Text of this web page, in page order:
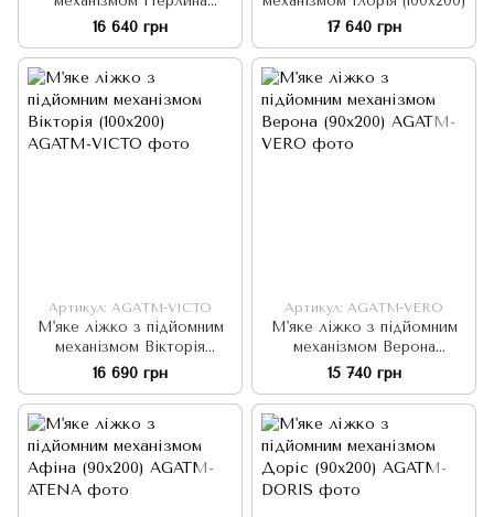
(90х200)
16 640 грн 17 640 грн
Артикул: AGATM-VICTO
М'яке ліжко з підйомним
механізмом Вікторія
(100х200)
16 690 грн
Артикул: AGATM-VERO
М'яке ліжко з підйомним
механізмом Верона
(90х200)
15 740 грн